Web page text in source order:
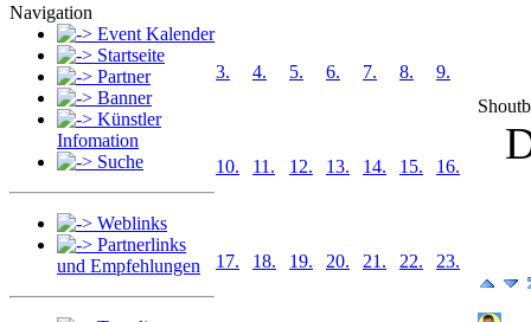
Navigation
Event Kalender
Startseite
Partner
Banner
Künstler
Infomation
Suche
Weblinks
Partnerlinks
und Empfehlungen
3. 4. 5. 6. 7. 8. 9.
10. 11. 12. 13. 14. 15. 16.
17. 18. 19. 20. 21. 22. 23.